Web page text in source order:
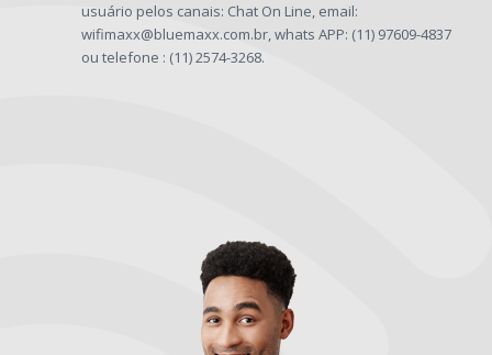
usuário pelos canais: Chat On Line, email:
wifimaxx@bluemaxx.com.br, whats APP: (11) 97609-4837
ou telefone : (11) 2574-3268.